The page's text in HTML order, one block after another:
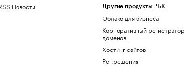
Новости Другие продукты РБК
Облако для бизнеса
Корпоративный регистратор
доменов
Хостинг сайтов
Рег.решения